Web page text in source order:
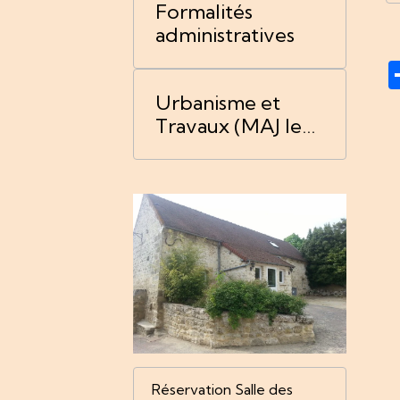
Formalités
administratives
Urbanisme et
Travaux (MAJ le
Réservation Salle des